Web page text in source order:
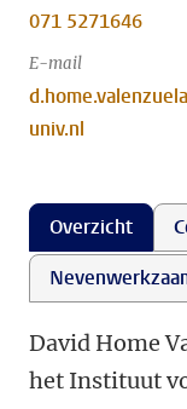
071 5271646
E-mail
univ.nl
Overzicht
David Home
het Instituut